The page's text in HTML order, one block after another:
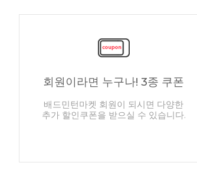
회원이라면 누구나! 3종 쿠폰
배드민턴마켓 회원이 되시면 다양한
추가 할인쿠폰을 받으실 수 있습니다.